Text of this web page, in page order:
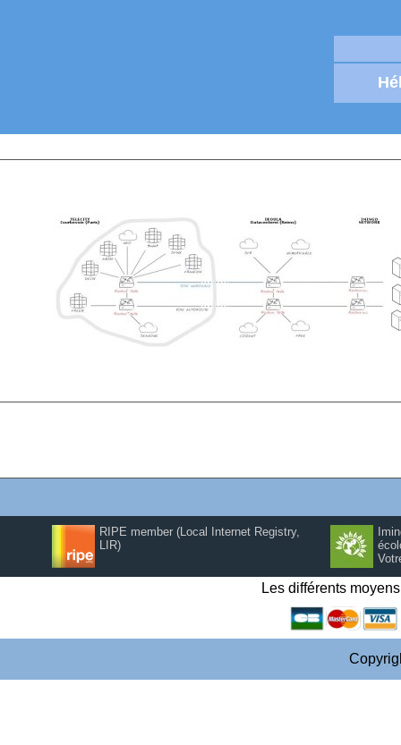
RIPE member (Local Internet Registry,
LIR)
Les différents